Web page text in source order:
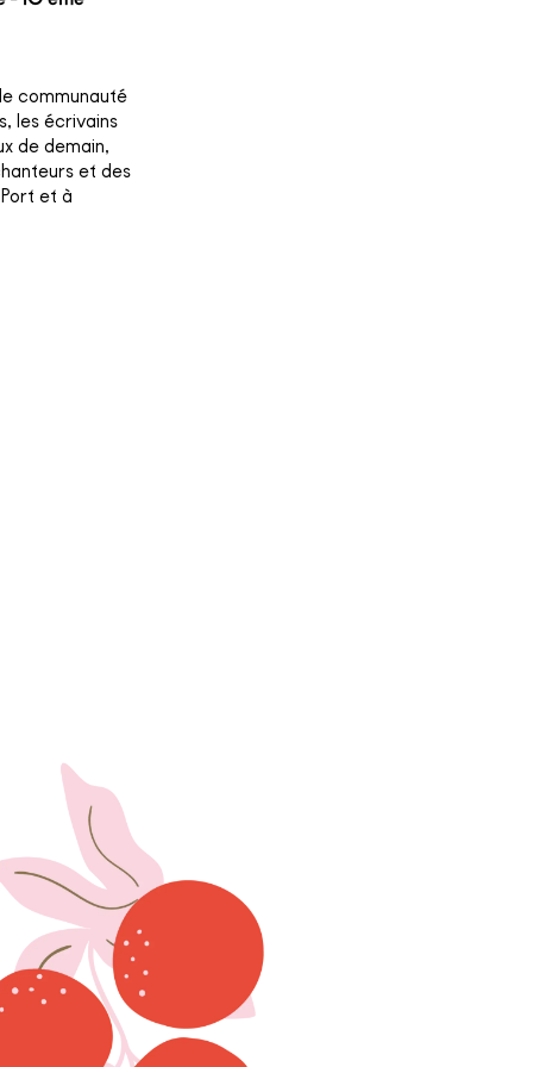
communauté
les écrivains
de demain,
et des
et à